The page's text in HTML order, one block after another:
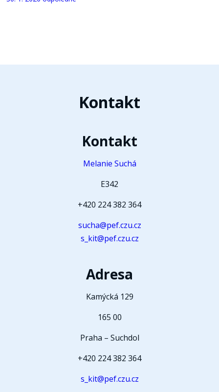
Kontakt
Kontakt
Melanie Suchá
E342
+420 224 382 364
sucha@pef.czu.cz
s_kit@pef.czu.cz
Adresa
Kamýcká 129
165 00
Praha – Suchdol
+420 224 382 364
s_kit@pef.czu.cz